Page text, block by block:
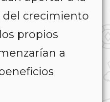
crecimiento
propios
a